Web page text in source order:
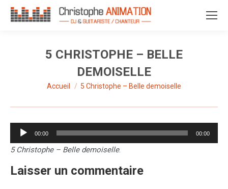
5 CHRISTOPHE – BELLE
DEMOISELLE
Vous êtes ici :
Accueil 5 Christophe – Belle demoiselle
Lecteur
audio
00:00 00:00
5 Christophe – Belle demoiselle.
Laisser un commentaire